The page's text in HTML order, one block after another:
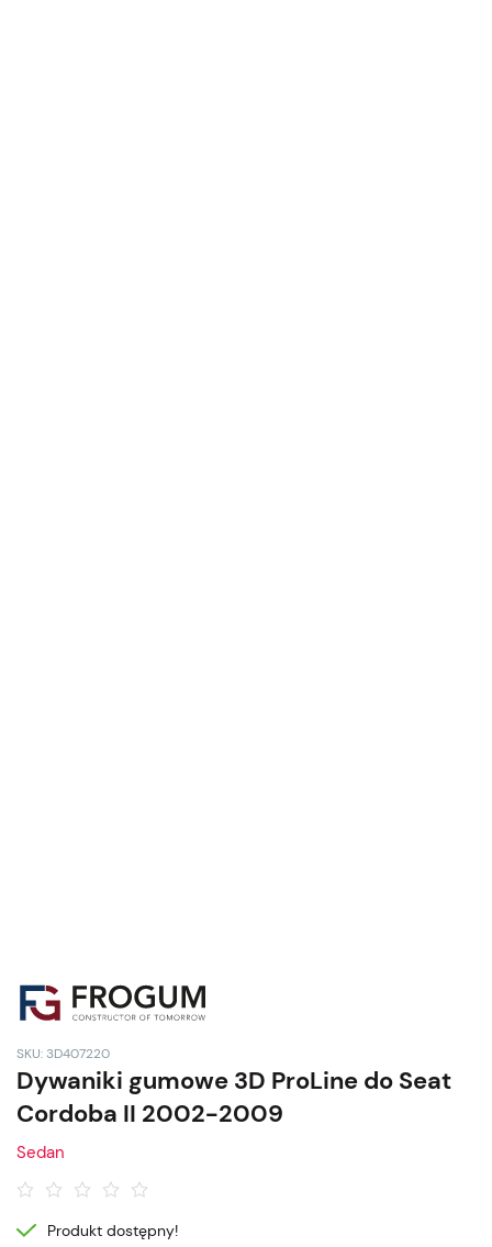
SKU: 3D407220
Dywaniki gumowe 3D ProLine do Seat
Cordoba II 2002-2009
Sedan
Produkt dostępny!